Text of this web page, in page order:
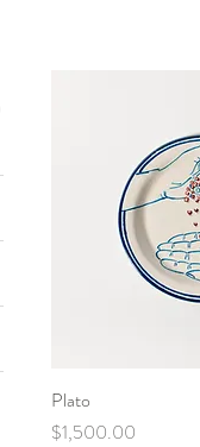
Plato
Precio
$1,500.00